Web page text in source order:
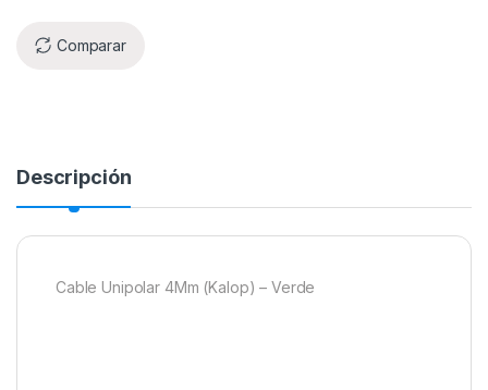
Comparar
Descripción
Cable Unipolar 4Mm (Kalop) – Verde